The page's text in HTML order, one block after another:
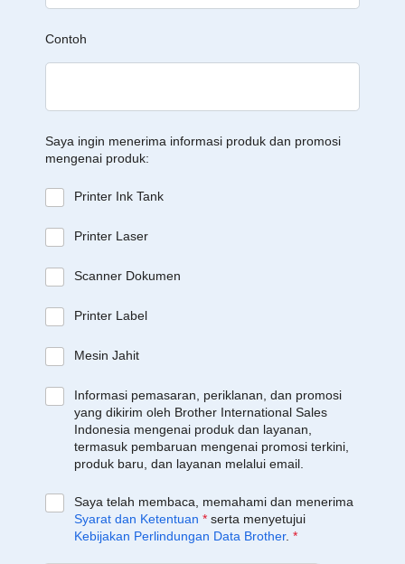
Contoh
Saya ingin menerima informasi produk dan promosi
mengenai produk:
Printer Ink Tank
Printer Laser
Scanner Dokumen
Printer Label
Mesin Jahit
Informasi pemasaran, periklanan, dan promosi
yang dikirim oleh Brother International Sales
Indonesia mengenai produk dan layanan,
termasuk pembaruan mengenai promosi terkini,
produk baru, dan layanan melalui email.
Saya telah membaca, memahami dan menerima
Syarat dan Ketentuan * serta menyetujui
Kebijakan Perlindungan Data Brother. *